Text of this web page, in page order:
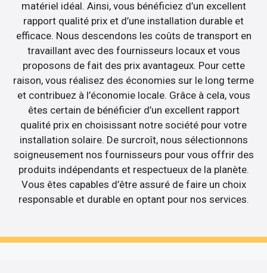
matériel idéal. Ainsi, vous bénéficiez d’un excellent
rapport qualité prix et d’une installation durable et
efficace. Nous descendons les coûts de transport en
travaillant avec des fournisseurs locaux et vous
proposons de fait des prix avantageux. Pour cette
raison, vous réalisez des économies sur le long terme
et contribuez à l’économie locale. Grâce à cela, vous
êtes certain de bénéficier d’un excellent rapport
qualité prix en choisissant notre société pour votre
installation solaire. De surcroît, nous sélectionnons
soigneusement nos fournisseurs pour vous offrir des
produits indépendants et respectueux de la planète.
Vous êtes capables d’être assuré de faire un choix
responsable et durable en optant pour nos services.